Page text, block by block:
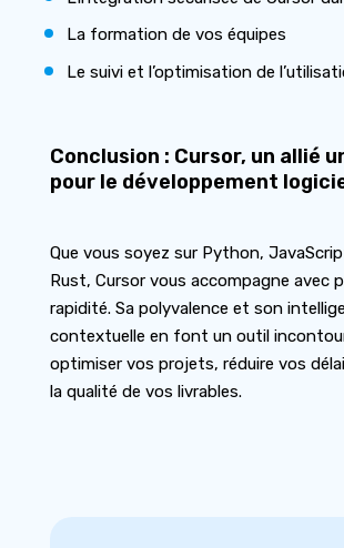
La formation de vos équipes
Le suivi et l’optimisation de
Conclusion : Cursor, un allié
pour le développement
Que vous soyez sur Python,
Rust, Cursor vous accompagne avec
rapidité. Sa polyvalence et son
contextuelle en font un outil
optimiser vos projets, réduire vos
la qualité de vos livrables.